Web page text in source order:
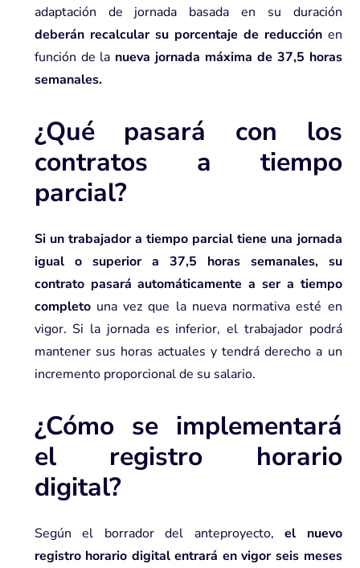
adaptación de jornada basada en su duración
deberán recalcular su porcentaje de reducción en
función de la nueva jornada máxima de 37,5 horas
semanales.
¿Qué pasará con los
contratos a tiempo
parcial?
Si un trabajador a tiempo parcial tiene una jornada
igual o superior a 37,5 horas semanales, su
contrato pasará automáticamente a ser a tiempo
completouna vez que la nueva normativa esté en
vigor. Si la jornada es inferior, el trabajador podrá
mantener sus horas actuales y tendrá derecho a un
incremento proporcional de su salario.
¿Cómo se implementará
el registro horario
digital?
Según el borrador del anteproyecto,el nuevo
registro horario digital entrará en vigor seis meses